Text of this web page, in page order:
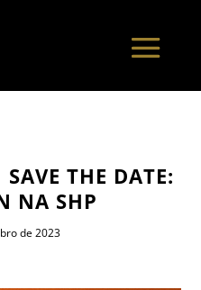
THE DATE:
NA SHP
de 2023